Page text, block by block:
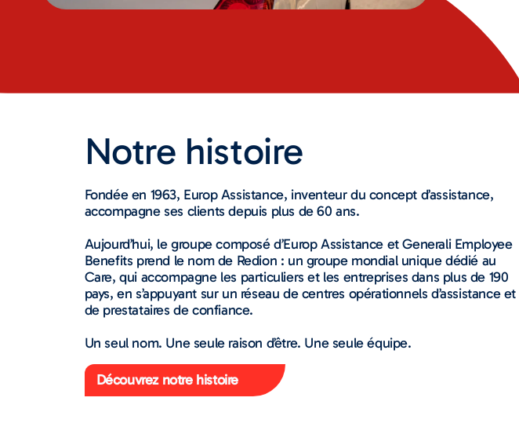
Notre histoire
Fondée en 1963, Europ Assistance, inventeur du concept d’assistance,
accompagne ses clients depuis plus de 60 ans.
Aujourd’hui, le groupe composé d’Europ Assistance et Generali Employee
Benefits prend le nom de Redion : un groupe mondial unique dédié au
Care, qui accompagne les particuliers et les entreprises dans plus de 190
pays, en s’appuyant sur un réseau de centres opérationnels d’assistance et
de prestataires de confiance.
Un seul nom. Une seule raison d’être. Une seule équipe.
Découvrez notre histoire